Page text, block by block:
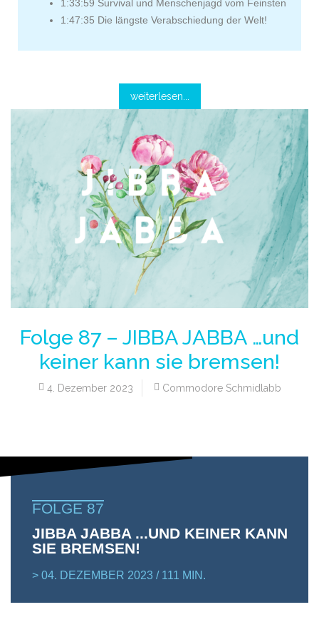
1:33:59 Survival und Menschenjagd vom Feinsten
1:47:35 Die längste Verabschiedung der Welt!
weiterlesen...
Folge 87 – JIBBA JABBA …und
keiner kann sie bremsen!
4. Dezember 2023 Commodore Schmidlabb
FOLGE 87
JIBBA JABBA ...UND KEINER KANN
SIE BREMSEN!
> 04. DEZEMBER 2023 / 111 MIN.